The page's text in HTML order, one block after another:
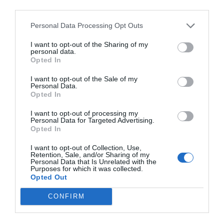
Personal Data Processing Opt Outs
I want to opt-out of the Sharing of my
personal data.
Opted In
I want to opt-out of the Sale of my
Personal Data.
Opted In
I want to opt-out of processing my
Personal Data for Targeted Advertising.
Opted In
I want to opt-out of Collection, Use,
Retention, Sale, and/or Sharing of my
Personal Data that Is Unrelated with the
Purposes for which it was collected.
Opted Out
CONFIRM